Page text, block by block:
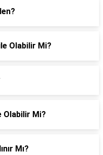
Olabilir Mi?
Olabilir Mi?
Mı?